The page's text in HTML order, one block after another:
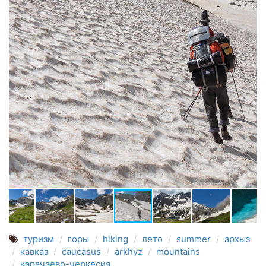
туризм горы hiking лето summer
архыз
кавказ
caucasus arkhyz
mountains